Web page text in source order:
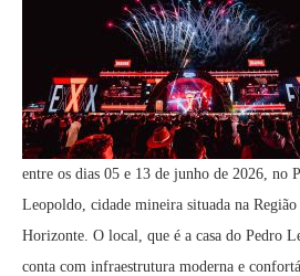
entre os dias 05 e 13 de junho de 2026, no
Leopoldo, cidade mineira situada na
Horizonte. O local, que é a casa do Pedro
conta com infraestrutura moderna e